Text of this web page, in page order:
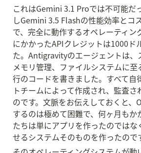
これはGemini 3.1 Proでは不可能だ
しGemini 3.5 Flashの性能効率とコ
で、完全に動作するオペレーティン
にかかったAPIクレジットは1000ド
た。Antigravityのエージェントは、
メモリ管理、ファイルシステムに至
行のコードを書きました。すべて自
トチームによって作成され、監査
のです。文脈をお伝えしておくと、
するのは極めて困難で、何ヶ月もか
たちは単にアプリを作ったのでは
せるシステムそのものを作ったので